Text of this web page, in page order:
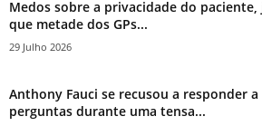
Medos sobre a privacidade do paciente,
que metade dos GPs...
29 Julho 2026
Anthony Fauci se recusou a responder a
perguntas durante uma tensa...